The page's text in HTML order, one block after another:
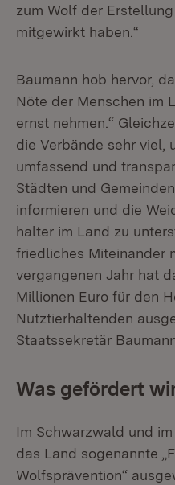
zum Wolf der
mitgewirkt haben.“
Baumann hob hervor,
Nöte der Menschen im
ernst nehmen.“
die Verbände sehr viel,
umfassend und
Städten und
informieren und die
halter im Land zu
friedliches Miteinander
vergangenen Jahr hat
Millionen Euro für den
Nutztierhaltenden
Staatssekretär
Was gefördert
Im Schwarzwald und
das Land sogenannte
Wolfsprävention“